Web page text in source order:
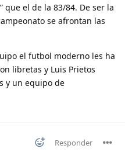
que el de la 83/84. De ser la
se afrontan las
el futbol moderno les ha
libretas y Luis Prietos
y un equipo de
Responder